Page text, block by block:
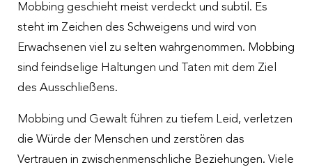
Mobbing geschieht meist verdeckt und subtil. Es
steht im Zeichen des Schweigens und wird von
Erwachsenen viel zu selten wahrgenommen. Mobbing
sind feindselige Haltungen und Taten mit dem Ziel
des Ausschließens.
Mobbing und Gewalt führen zu tiefem Leid, verletzen
die Würde der Menschen und zerstören das
Vertrauen in zwischenmenschliche Beziehungen. Viele